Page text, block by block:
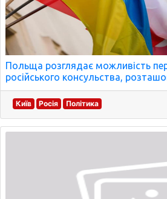
Польща розглядає можливість
російського консульства,
Київ Росія Політика